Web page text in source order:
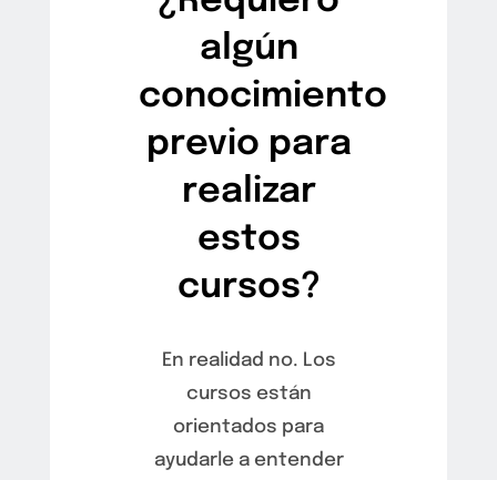
algún
conocimiento
previo para
realizar
estos
cursos?
En realidad no. Los
cursos están
orientados para
ayudarle a entender